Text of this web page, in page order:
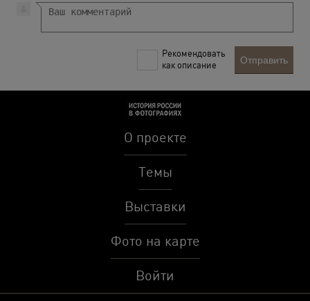
Рекомендовать
как описание
Отправить
О проекте
Темы
Выставки
Фото на карте
Войти